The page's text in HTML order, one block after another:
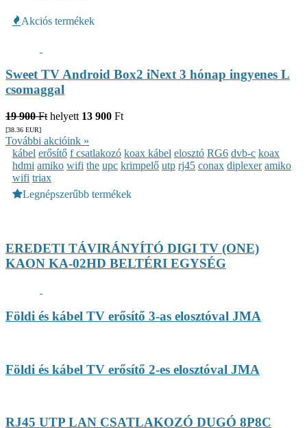
Akciós termékek
Sweet TV Android Box2 iNext 3 hónap ingyenes L
csomaggal
19 900 Ft helyett 13 900 Ft
[38.36 EUR]
További akcióink »
kábel erősítő f csatlakozó koax kábel elosztó RG6 dvb-c koax
hdmi amiko wifi the upc krimpelő utp rj45 conax diplexer amiko
wifi triax
Legnépszerűbb termékek
EREDETI TÁVIRÁNYÍTÓ DIGI TV (ONE)
KAON KA-02HD BELTÉRI EGYSÉG
Földi és kábel TV erősítő 3-as elosztóval JMA
Földi és kábel TV erősítő 2-es elosztóval JMA
RJ45 UTP LAN CSATLAKOZÓ DUGÓ 8P8C